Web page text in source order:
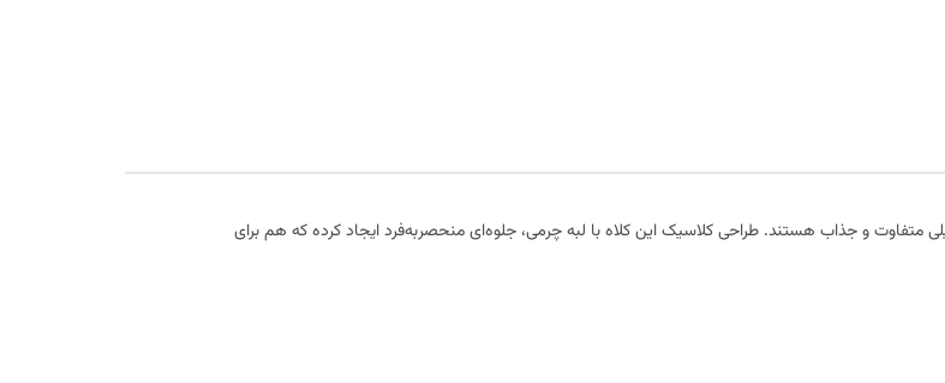
متفاوت و جذاب هستند. طراحی کلاسیک این کلاه با لبه چرمی، جلوه‌ای منحصر‌به‌فرد ایجاد کرده که هم برای